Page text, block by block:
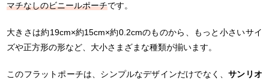
マチなしのビニールポーチです。
大きさは約19cm×約15cm×約0.2cmのものから、もっと小さいサイ
ズや正方形の形など、大小さまざまな種類が揃います。
このフラットポーチは、シンプルなデザインだけでなく、サンリオ